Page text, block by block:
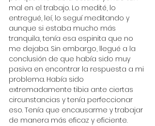
mal en el trabajo. Lo medité, lo
entregué, leí, lo seguí meditando y
aunque si estaba mucho más
tranquila, tenía esa espinita que no
me dejaba. Sin embargo, llegué a la
conclusión de que había sido muy
pasiva en encontrar la respuesta a mi
problema. Había sido
extremadamente tibia ante ciertas
circunstancias y tenía perfeccionar
eso. Tenía que encausarme y trabajar
de manera más eficaz y eficiente.